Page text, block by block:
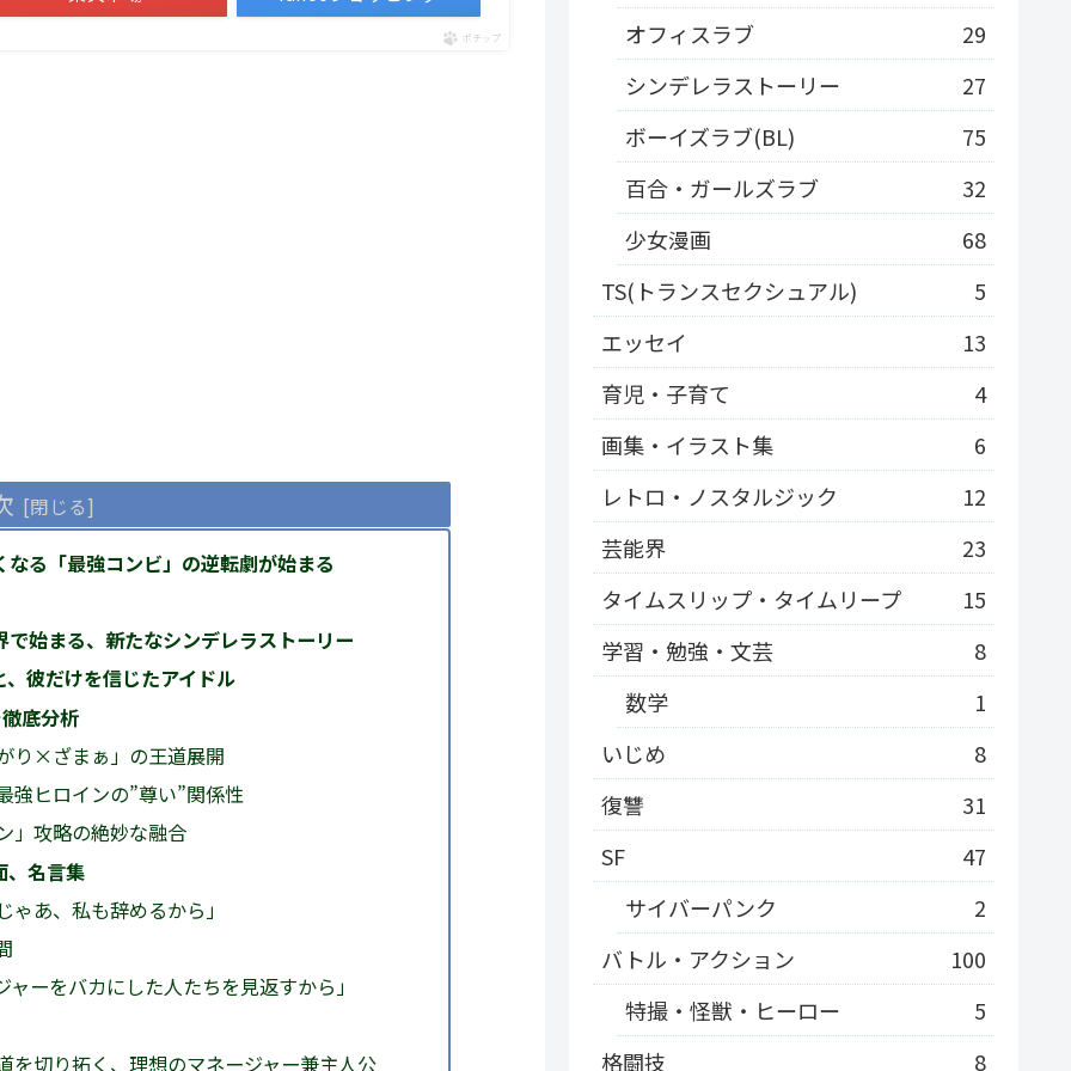
ポチップ
る「最強コンビ」の逆転劇が始まる
始まる、新たなシンデレラストーリー
彼だけを信じたアイドル
底分析
り×ざまぁ」の王道展開
ヒロインの”尊い”関係性
」攻略の絶妙な融合
、名言集
あ、私も辞めるから」
ーをバカにした人たちを見返すから」
を切り拓く、理想のマネージャー兼主人公
オフィスラブ
29
シンデレラストーリー
27
ボーイズラブ(BL)
75
百合・ガールズラブ
32
少女漫画
68
TS(トランスセクシュアル)
5
エッセイ
13
育児・子育て
4
画集・イラスト集
6
レトロ・ノスタルジック
12
芸能界
23
タイムスリップ・タイムリープ
15
学習・勉強・文芸
8
数学
1
いじめ
8
復讐
31
SF
47
サイバーパンク
2
バトル・アクション
100
特撮・怪獣・ヒーロー
5
格闘技
8